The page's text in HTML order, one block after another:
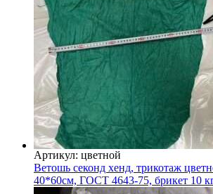
Артикул: цветной
Ветошь секонд хенд, трикотаж
40*60см, ГОСТ 4643-75, брикет 10